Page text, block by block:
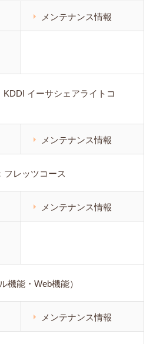
メンテナンス情報
イーサシェアライトコ
メンテナンス情報
フレッツコース
メンテナンス情報
機能・Web機能）
メンテナンス情報